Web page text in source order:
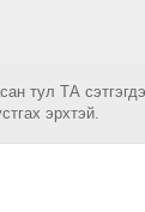
тул ТА
эрхтэй.